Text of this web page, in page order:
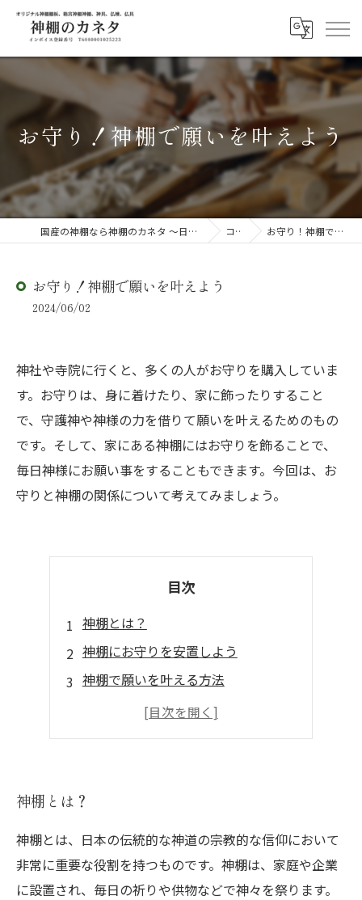
お守り！神棚で願いを叶えよう
国産の神棚なら神棚のカネタ ～日々のしあわせを感じる物を～ コラム お守り！神棚で願いを叶えよう
お守り！神棚で願いを叶えよう
2024/06/02
神社や寺院に行くと、多くの人がお守りを購入していま
す。お守りは、身に着けたり、家に飾ったりすること
で、守護神や神様の力を借りて願いを叶えるためのもの
です。そして、家にある神棚にはお守りを飾ることで、
毎日神様にお願い事をすることもできます。今回は、お
守りと神棚の関係について考えてみましょう。
目次
神棚とは？
神棚にお守りを安置しよう
神棚で願いを叶える方法
神棚で願いを叶えた人の体験談
神棚のお手入れ方法
神棚とは？
神棚とは、日本の伝統的な神道の宗教的な信仰において
非常に重要な役割を持つものです。神棚は、家庭や企業
に設置され、毎日の祈りや供物などで神々を祭ります。